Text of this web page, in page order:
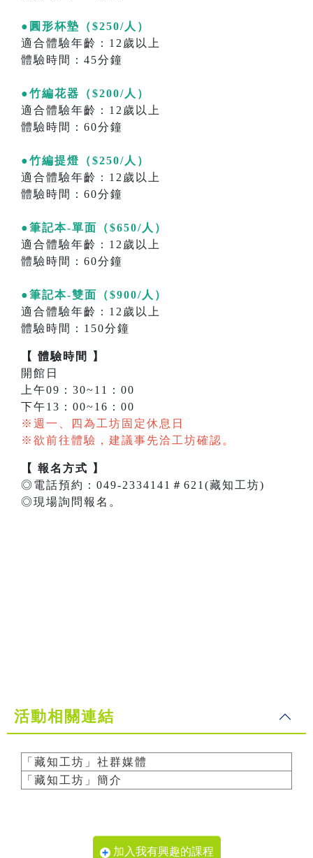
●圓形杯墊（$250/人）
適合體驗年齡：12歲以上
體驗時間：45分鐘
●竹編花器（$200/人）
適合體驗年齡：12歲以上
體驗時間：60分鐘
●竹編提燈（$250/人）
適合體驗年齡：12歲以上
體驗時間：60分鐘
●筆記本-單面（$650/人）
適合體驗年齡：12歲以上
體驗時間：60分鐘
●筆記本-雙面（$900/人）
適合體驗年齡：12歲以上
體驗時間：150分鐘
【 體驗時間 】
開館日
上午09：30~11：00
下午13：00~16：00
※週一、四為工坊固定休息日
※欲前往體驗，建議事先洽工坊確認。
【 報名方式 】
◎電話預約：049-2334141＃621(藏知工坊)
◎現場詢問報名。
活動相關連結
「藏知工坊」社群媒體
「藏知工坊」簡介
加入我有興趣的課程